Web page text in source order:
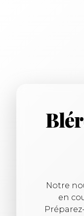
Notre
en